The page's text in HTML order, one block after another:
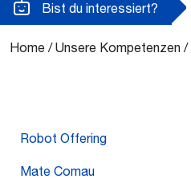
Bist du interessiert?
Home /Unsere Kompetenzen /
Robot Offering
Mate Comau